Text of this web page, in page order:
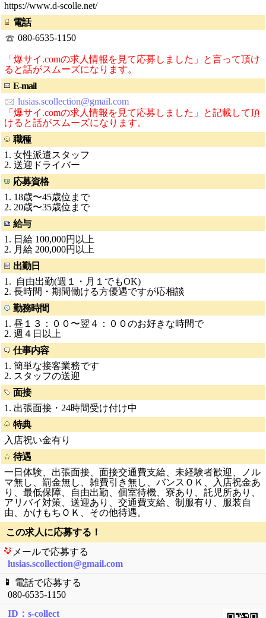
https://www.d-scolle.net/
電話
080-6535-1150
「爆サイ.comの求人情報を見て応募しました」と言って頂け
ると話がスムーズになります。
E-mail
lusias.scollection@gmail.com
「爆サイ.comの求人情報を見て応募しました」と記載して頂
けると話がスムーズになります。
職種
1. 女性派遣スタッフ
2. 送迎ドライバー
応募資格
1. 18歳〜45歳位まで
2. 20歳〜35歳位まで
給与
1. 日給 100,000円以上
2. 月給 200,000円以上
出勤日
1. 自由出勤(週１・月１でもOK)
2. 長時間・期間働ける方優遇ですが応相談
勤務時間
1. 昼１３：００〜翌４：００のお好きな時間で
2. 週４日以上
仕事内容
1. 簡単な接客業務です
2. スタッフの送迎
面接
1. 出張面接・24時間受け付け中
特典
入店祝い金有り
待遇
一日体験、出張面接、面接交通費支給、未経験者歓迎、ノル
マ無し、罰金無し、雑費引き無し、バンスＯＫ、入店祝金あ
り、最低保障、自由出勤、個室待機、寮あり、託児所あり、
アリバイ対策、送迎あり、交通費支給、制服有り、服装自
由、かけもちＯＫ、その他待遇。
この求人に応募する！
メールで応募する
lusias.scollection@gmail.com
電話で応募する
080-6535-1150
ID：s-collect